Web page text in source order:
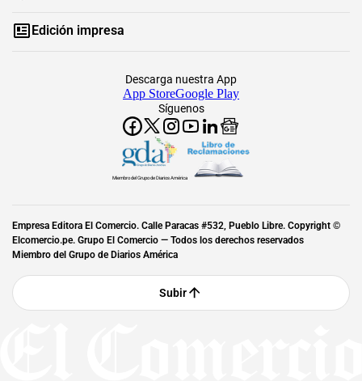
Edición impresa
Síguenos
Descarga nuestra App
App StoreGoogle Play
Miembro del Grupo de Diarios América
Empresa Editora El Comercio. Calle Paracas #532, Pueblo Libre. Copyright ©
Elcomercio.pe. Grupo El Comercio — Todos los derechos reservados
Miembro del Grupo de Diarios América
Subir